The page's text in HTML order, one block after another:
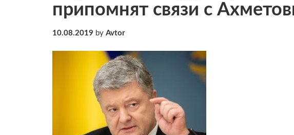
припомнят связи с
10.08.2019 by Avtor